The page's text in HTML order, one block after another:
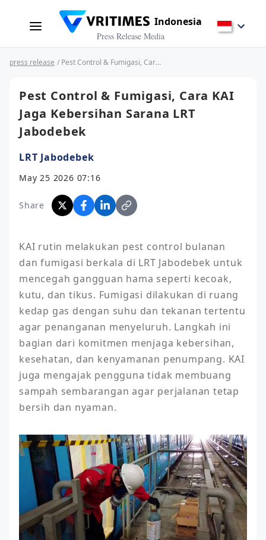
Indonesia
Press Release Media
press release / Pest Control & Fumigasi, Cara KAI Jaga Kebersihan Sarana LRT Jabodebek
Pest Control & Fumigasi, Cara KAI
Jaga Kebersihan Sarana LRT
Jabodebek
LRT Jabodebek
May 25 2026 07:16
Share
KAI rutin melakukan pest control bulanan
dan fumigasi berkala di LRT Jabodebek untuk
mencegah gangguan hama seperti kecoak,
kutu, dan tikus. Fumigasi dilakukan di ruang
kedap gas dengan suhu dan tekanan tertentu
agar penanganan menyeluruh. Langkah ini
bagian dari komitmen menjaga kebersihan,
kesehatan, dan kenyamanan penumpang. KAI
juga mengajak pengguna tidak membuang
sampah sembarangan agar perjalanan tetap
bersih dan nyaman.